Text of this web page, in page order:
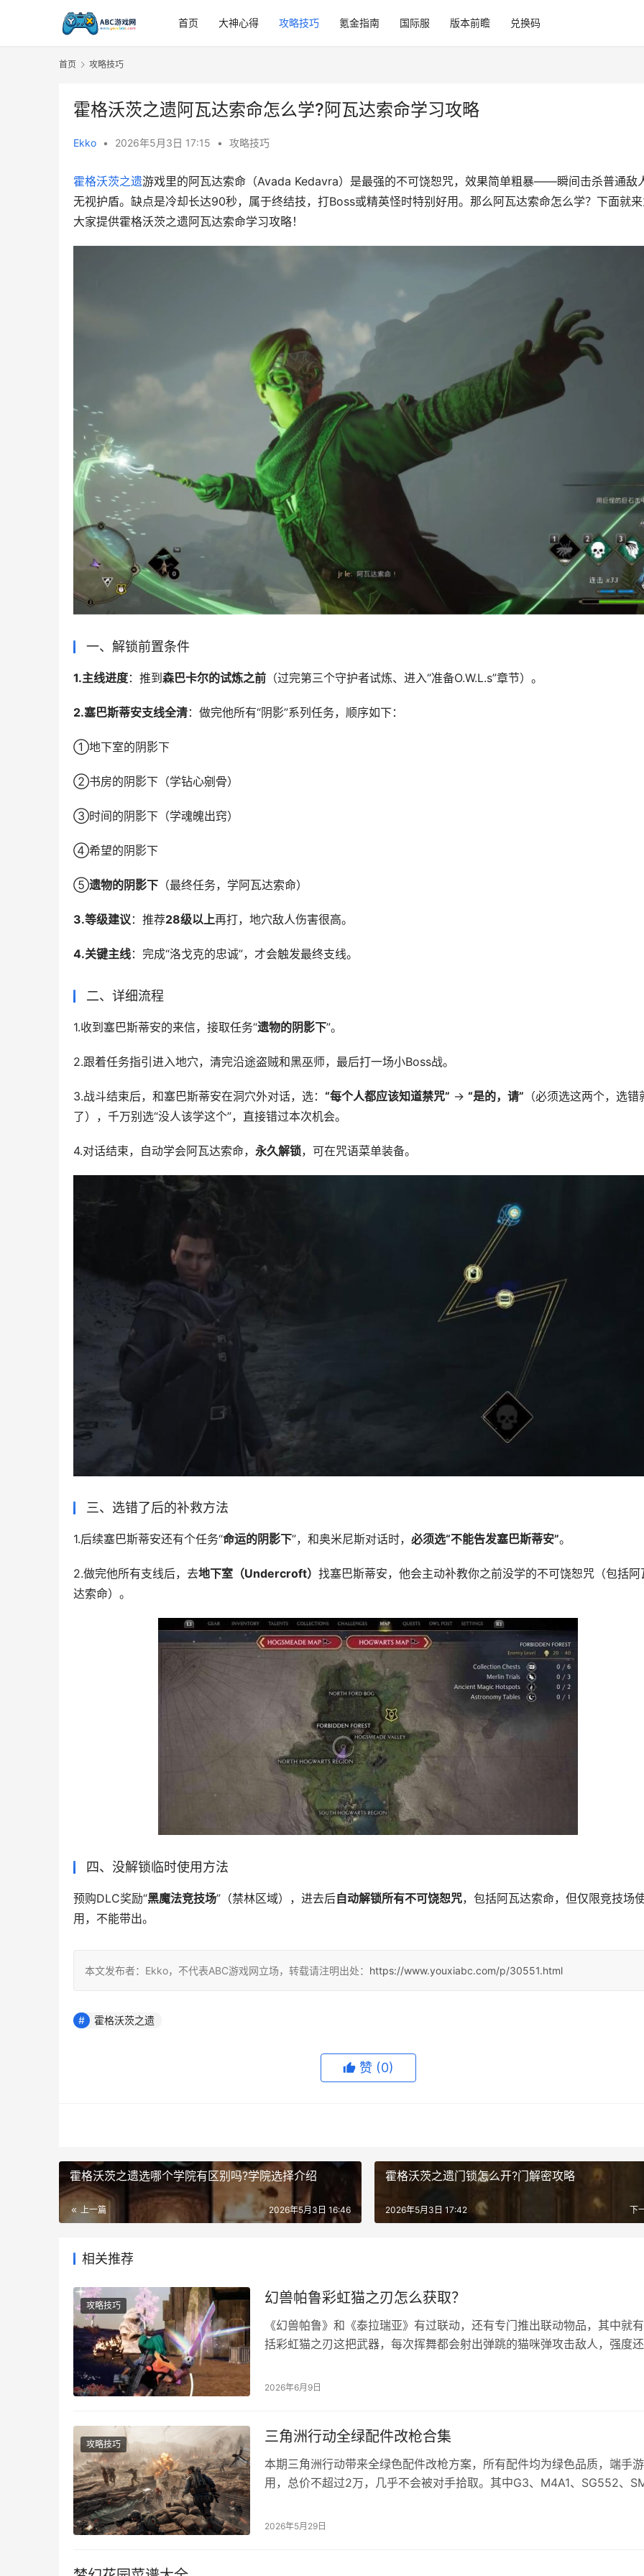
首页 大神心得 攻略技巧 氪金指南 国际服 版本前瞻 兑换码
首页 攻略技巧
霍格沃茨之遗阿瓦达索命怎么学?阿瓦达索命学习攻略
Ekko • 2026年5月3日 17:15 • 攻略技巧
霍格沃茨之遗游戏里的阿瓦达索命（Avada Kedavra）是最强的不可饶恕咒，效果简单粗暴——瞬间击杀普通敌
无视护盾。缺点是冷却长达90秒，属于终结技，打Boss或精英怪时特别好用。那么阿瓦达索命怎么学？下面就
大家提供霍格沃茨之遗阿瓦达索命学习攻略！
一、解锁前置条件
1.主线进度：推到 森巴卡尔的试炼之前 （过完第三个守护者试炼、进入“准备O.W.L.s”章节）。
2.塞巴斯蒂安支线全清：做完他所有“阴影”系列任务，顺序如下：
①地下室的阴影下
②书房的阴影下（学钻心剜骨）
③时间的阴影下（学魂魄出窍）
④希望的阴影下
⑤遗物的阴影下 （最终任务，学阿瓦达索命）
3.等级建议：推荐28级以上再打，地穴敌人伤害很高。
4.关键主线：完成“洛戈克的忠诚”，才会触发最终支线。
二、详细流程
1.收到塞巴斯蒂安的来信，接取任务“遗物的阴影下”。
2.跟着任务指引进入地穴，清完沿途盗贼和黑巫师，最后打一场小Boss战。
3.战斗结束后，和塞巴斯蒂安在洞穴外对话，选： “每个人都应该知道禁咒” → “是的，请” （必须选这两个，选错
了），千万别选“没人该学这个”，直接错过本次机会。
4.对话结束，自动学会阿瓦达索命， 永久解锁，可在咒语菜单装备。
三、选错了后的补救方法
1.后续塞巴斯蒂安还有个任务“命运的阴影下”，和奥米尼斯对话时， 必须选“不能告发塞巴斯蒂安”。
2.做完他所有支线后，去地下室（Undercroft） 找塞巴斯蒂安，他会主动补教你之前没学的不可饶恕咒（包括阿
达索命）。
四、没解锁临时使用方法
预购DLC奖励“黑魔法竞技场”（禁林区域），进去后自动解锁所有不可饶恕咒，包括阿瓦达索命，但仅限竞技场
用，不能带出。
本文发布者：Ekko，不代表ABC游戏网立场，转载请注明出处： https://www.youxiabc.com/p/30551.html
霍格沃茨之遗
赞 (0)
霍格沃茨之遗选哪个学院有区别吗?学院选择介绍
上一篇 2026年5月3日 16:46
霍格沃茨之遗门锁怎么开?门解密攻略
下
2026年5月3日 17:42
相关推荐
攻略技巧 幻兽帕鲁彩虹猫之刃怎么获取？
《幻兽帕鲁》和《泰拉瑞亚》有过联动，还有专门推出联动物品，其中就
括彩虹猫之刃这把武器，每次挥舞都会射出弹跳的猫咪弹攻击敌人，强度
详解 Palworld 科技树等级达到30级以后就能解锁彩虹猫之刃的合成配方
2026年6月9日
攻略技巧 三角洲行动全绿配件改枪合集
本期三角洲行动带来全绿色配件改枪方案，所有配件均为绿色品质，端手
用，总价不超过2万，几乎不会被对手拾取。其中G3、M4A1、SG552、
用。 三角洲行动全绿配件改枪大全 改枪码分享 G3战斗步枪-烽火地
2026年5月29日